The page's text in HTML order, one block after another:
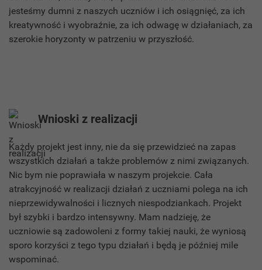
jesteśmy dumni z naszych uczniów i ich osiągnięć, za ich
kreatywność i wyobraźnie, za ich odwagę w działaniach, za
szerokie horyzonty w patrzeniu w przyszłość.
Wnioski z realizacji
Każdy projekt jest inny, nie da się przewidzieć na zapas
wszystkich działań a także problemów z nimi związanych.
Nic bym nie poprawiała w naszym projekcie. Cała
atrakcyjność w realizacji działań z uczniami polega na ich
nieprzewidywalności i licznych niespodziankach. Projekt
był szybki i bardzo intensywny. Mam nadzieję, że
uczniowie są zadowoleni z formy takiej nauki, że wyniosą
sporo korzyści z tego typu działań i będą je później mile
wspominać.